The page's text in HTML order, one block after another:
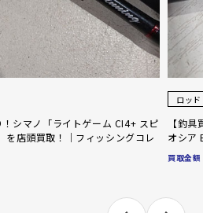
！シマノ「ライトゲーム CI4+ スピ
を店頭買取！｜フィッシングコレ
ロッド
【釣
オシア
買取金額